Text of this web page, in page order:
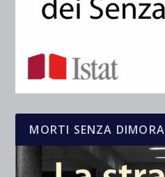
MORTI SENZA DIMORA